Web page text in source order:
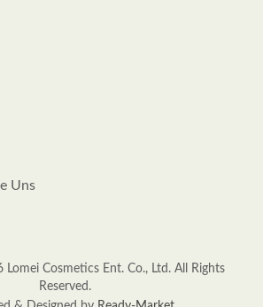
Uns
Lomei Cosmetics Ent. Co., Ltd. All Rights
Reserved.